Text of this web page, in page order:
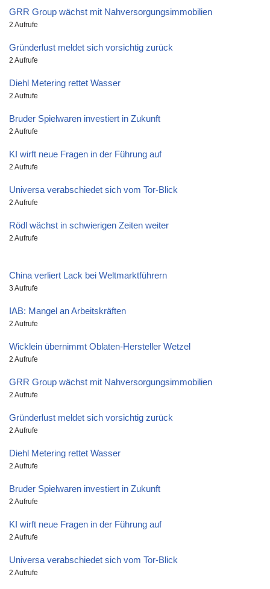
GRR Group wächst mit Nahversorgungsimmobilien
2 Aufrufe
Gründerlust meldet sich vorsichtig zurück
2 Aufrufe
Diehl Metering rettet Wasser
2 Aufrufe
Bruder Spielwaren investiert in Zukunft
2 Aufrufe
KI wirft neue Fragen in der Führung auf
2 Aufrufe
Universa verabschiedet sich vom Tor-Blick
2 Aufrufe
Rödl wächst in schwierigen Zeiten weiter
2 Aufrufe
China verliert Lack bei Weltmarktführern
3 Aufrufe
IAB: Mangel an Arbeitskräften
2 Aufrufe
Wicklein übernimmt Oblaten-Hersteller Wetzel
2 Aufrufe
GRR Group wächst mit Nahversorgungsimmobilien
2 Aufrufe
Gründerlust meldet sich vorsichtig zurück
2 Aufrufe
Diehl Metering rettet Wasser
2 Aufrufe
Bruder Spielwaren investiert in Zukunft
2 Aufrufe
KI wirft neue Fragen in der Führung auf
2 Aufrufe
Universa verabschiedet sich vom Tor-Blick
2 Aufrufe